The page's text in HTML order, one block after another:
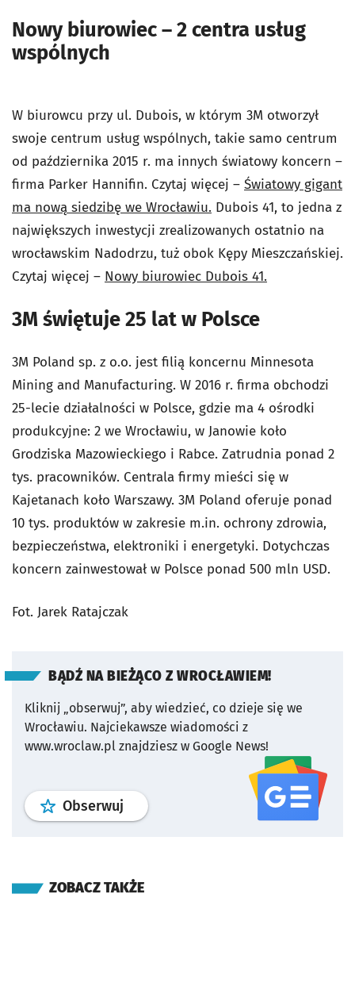
Nowy biurowiec – 2 centra usług
wspólnych
W biurowcu przy ul. Dubois, w którym 3M otworzył
swoje centrum usług wspólnych, takie samo centrum
od października 2015 r. ma innych światowy koncern –
firma Parker Hannifin. Czytaj więcej – Światowy gigant
ma nową siedzibę we Wrocławiu. Dubois 41, to jedna z
największych inwestycji zrealizowanych ostatnio na
wrocławskim Nadodrzu, tuż obok Kępy Mieszczańskiej.
Czytaj więcej – Nowy biurowiec Dubois 41.
3M świętuje 25 lat w Polsce
3M Poland sp. z o.o. jest filią koncernu Minnesota
Mining and Manufacturing. W 2016 r. firma obchodzi
25-lecie działalności w Polsce, gdzie ma 4 ośrodki
produkcyjne: 2 we Wrocławiu, w Janowie koło
Grodziska Mazowieckiego i Rabce. Zatrudnia ponad 2
tys. pracowników. Centrala firmy mieści się w
Kajetanach koło Warszawy. 3M Poland oferuje ponad
10 tys. produktów w zakresie m.in. ochrony zdrowia,
bezpieczeństwa, elektroniki i energetyki. Dotychczas
koncern zainwestował w Polsce ponad 500 mln USD.
Fot. Jarek Ratajczak
BĄDŹ NA BIEŻĄCO Z WROCŁAWIEM!
Kliknij „obserwuj”, aby wiedzieć, co dzieje się we
Wrocławiu. Najciekawsze wiadomości z
www.wroclaw.pl znajdziesz w Google News!
Obserwuj profil serwisu
ZOBACZ TAKŻE